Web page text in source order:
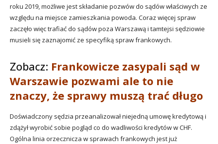
roku 2019, możliwe jest składanie pozwów do sądów właściwych ze
względu na miejsce zamieszkania powoda. Coraz więcej spraw
zaczęło więc trafiać do sądów poza Warszawą i tamtejsi sędziowie
musieli się zaznajomić ze specyfiką spraw frankowych.
Zobacz: Frankowicze zasypali sąd w
Warszawie pozwami ale to nie
znaczy, że sprawy muszą trać długo
Doświadczony sędzia przeanalizował niejedną umowę kredytową i
zdążył wyrobić sobie pogląd co do wadliwości kredytów w CHF.
Ogólna linia orzecznicza w sprawach frankowych jest już